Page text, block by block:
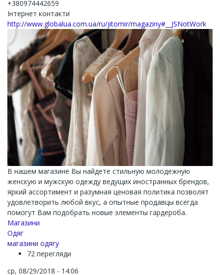
+380974442659
Інтернет контакти
http://www.globalua.com.ua/ru/jitomir/magaziny#__JSNotWork
В нашем магазине Вы найдете стильную молодежную
женскую и мужскую одежду ведущих иностранных брендов,
яркий ассортимент и разумная ценовая политика позволят
удовлетворить любой вкус, а опытные продавцы всегда
помогут Вам подобрать новые элементы гардероба.
Магазини
Одяг
магазини одягу
72 перегляди
ср, 08/29/2018 - 14:06